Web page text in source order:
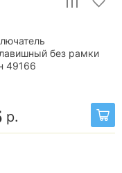
без рамки
49166
р.